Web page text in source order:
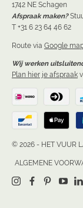
1742 NE Schagen
Afspraak maken?
T +31 6 23 64 46 62
Route via Google
Wij werken
Plan hier je afspraak
© 2026 - HET VUUR
ALGEMENE